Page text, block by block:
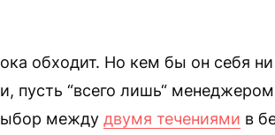
обходит. Но кем бы он себя
пусть “всего лишь“
между двумя течениями в